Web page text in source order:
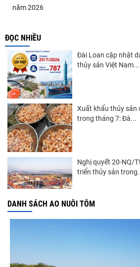
năm 2026
ĐỌC NHIỀU
Đài Loan cập nhật
thủy sản Việt Nam...
Xuất khẩu thủy sản
trong tháng 7: Đà...
Nghị quyết 20-NQ/
triển thủy sản
DANH SÁCH AO NUÔI TÔM